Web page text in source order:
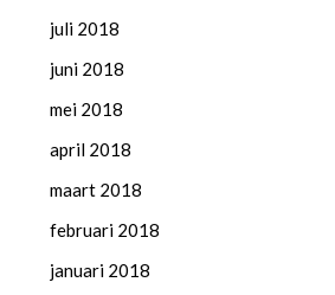
juli 2018
juni 2018
mei 2018
april 2018
maart 2018
februari 2018
januari 2018